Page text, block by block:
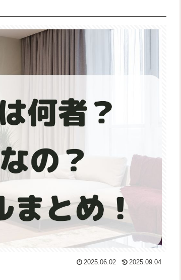
2025.06.02 2025.09.04